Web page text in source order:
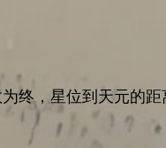
终，星位到天元的距